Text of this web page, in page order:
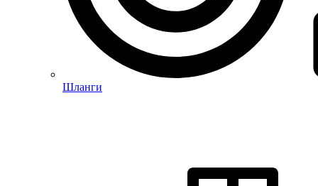
Шланги